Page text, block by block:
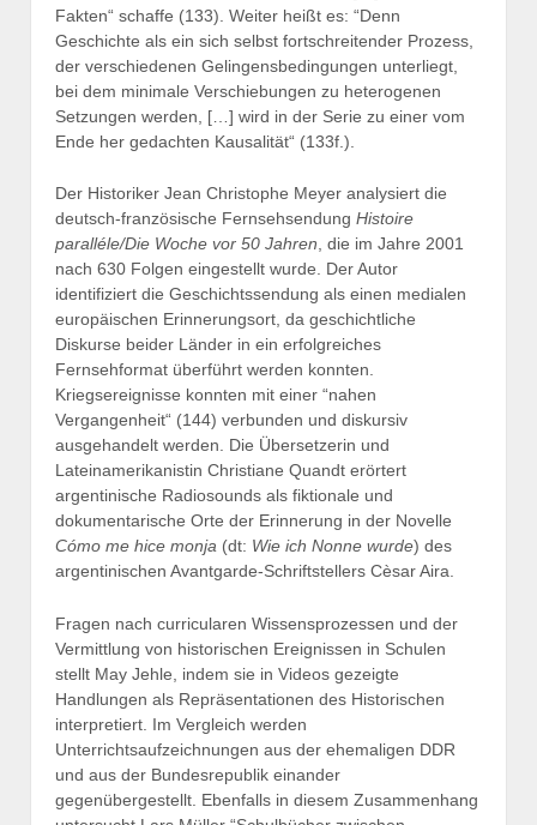
Fakten“ schaffe (133). Weiter heißt es: “Denn
Geschichte als ein sich selbst fortschreitender Prozess,
der verschiedenen Gelingensbedingungen unterliegt,
bei dem minimale Verschiebungen zu heterogenen
Setzungen werden, […] wird in der Serie zu einer vom
Ende her gedachten Kausalität“ (133f.).
Der Historiker Jean Christophe Meyer analysiert die
deutsch-französische Fernsehsendung Histoire
paralléle/Die Woche vor 50 Jahren, die im Jahre 2001
nach 630 Folgen eingestellt wurde. Der Autor
identifiziert die Geschichtssendung als einen medialen
europäischen Erinnerungsort, da geschichtliche
Diskurse beider Länder in ein erfolgreiches
Fernsehformat überführt werden konnten.
Kriegsereignisse konnten mit einer “nahen
Vergangenheit“ (144) verbunden und diskursiv
ausgehandelt werden. Die Übersetzerin und
Lateinamerikanistin Christiane Quandt erörtert
argentinische Radiosounds als fiktionale und
dokumentarische Orte der Erinnerung in der Novelle
Cómo me hice monja (dt: Wie ich Nonne wurde) des
argentinischen Avantgarde-Schriftstellers Cèsar Aira.
Fragen nach curricularen Wissensprozessen und der
Vermittlung von historischen Ereignissen in Schulen
stellt May Jehle, indem sie in Videos gezeigte
Handlungen als Repräsentationen des Historischen
interpretiert. Im Vergleich werden
Unterrichtsaufzeichnungen aus der ehemaligen DDR
und aus der Bundesrepublik einander
gegenübergestellt. Ebenfalls in diesem Zusammenhang